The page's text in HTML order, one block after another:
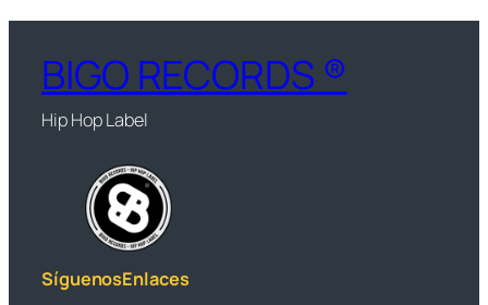
BIGO RECORDS ®
Hip Hop Label
SíguenosEnlaces